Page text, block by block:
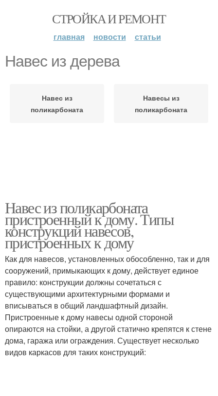
СТРОЙКА И РЕМОНТ
главная новости статьи
Навес из дерева
Навес из
поликарбоната
Навесы из
поликарбоната
Навес из поликарбоната
пристроенный к дому. Типы
конструкций навесов,
пристроенных к дому
Как для навесов, установленных обособленно, так и для
сооружений, примыкающих к дому, действует единое
правило: конструкции должны сочетаться с
существующими архитектурными формами и
вписываться в общий ландшафтный дизайн.
Пристроенные к дому навесы одной стороной
опираются на стойки, а другой статично крепятся к стене
дома, гаража или ограждения. Существует несколько
видов каркасов для таких конструкций: